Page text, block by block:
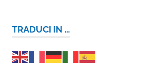
TRADUCI IN …